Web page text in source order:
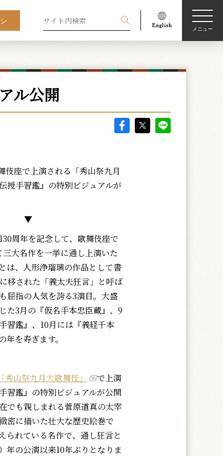
メニュー
ル公開
伎座で上演される「秀山祭九月
授手習鑑』の特別ビジュアルが
▼
周年を記念して、歌舞伎座で
三大名作を一挙に通し上演いた
は、人形浄瑠璃の作品として書
移された「義太夫狂言」と呼ば
屈指の人気を誇る3演目。大盛
た3月の『仮名手本忠臣蔵』、9
習鑑』、10月には『義経千本
年を寿ぎます。
「秀山祭九月大歌舞伎」
で上演
習鑑』の特別ビジュアルが公開
でも親しまれる菅原道真の太宰
密に描いた壮大な歴史絵巻で
られている名作で、通し狂言と
年の公演以来10年ぶりとなりま